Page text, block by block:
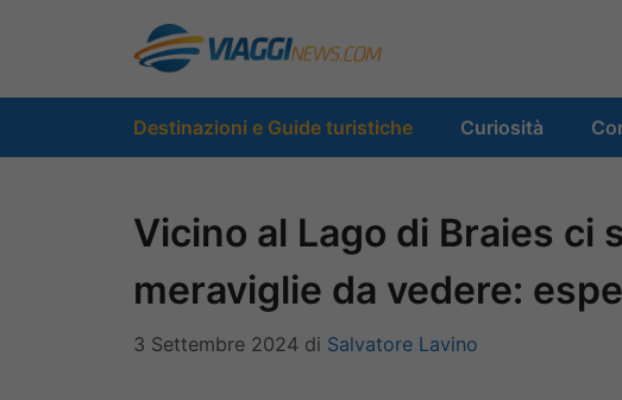
contenuto
Destinazioni e Guide turistiche Curiosità
Vicino al Lago di Braies ci
meraviglie da vedere:
3 Settembre 2024 di Salvatore Lavino